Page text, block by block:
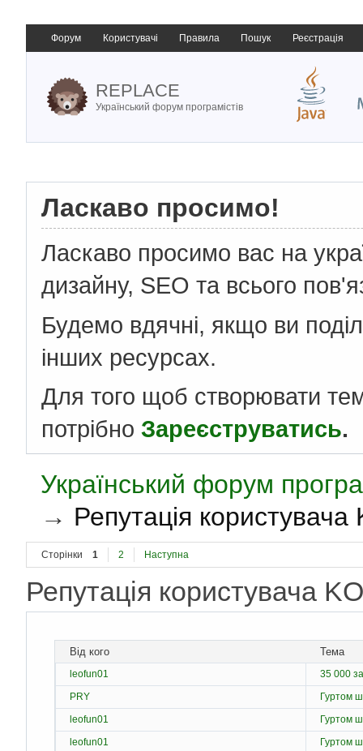
Форум Користувачі Правила Пошук Реєстрація
REPLACE
Український форум програмістів
Ласкаво просимо!
Ласкаво просимо вас на
дизайну, SEO та всього
Будемо вдячні, якщо ви
інших ресурсах.
Для того щоб створювати
потрібно Зареєструватись.
Український форум
→ Репутація користувача
Сторінки 1 2 Наступна
Репутація користувача
Від кого Тема
leofun01
35 000
PRY
Гуртом
leofun01
Гуртом
leofun01
Гуртом